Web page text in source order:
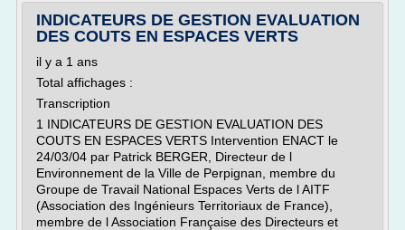
INDICATEURS DE GESTION EVALUATION
DES COUTS EN ESPACES VERTS
il y a 1 ans
Total affichages :
Transcription
1 INDICATEURS DE GESTION EVALUATION DES
COUTS EN ESPACES VERTS Intervention ENACT le
24/03/04 par Patrick BERGER, Directeur de l
Environnement de la Ville de Perpignan, membre du
Groupe de Travail National Espaces Verts de l AITF
(Association des Ingénieurs Territoriaux de France),
membre de l Association Française des Directeurs et